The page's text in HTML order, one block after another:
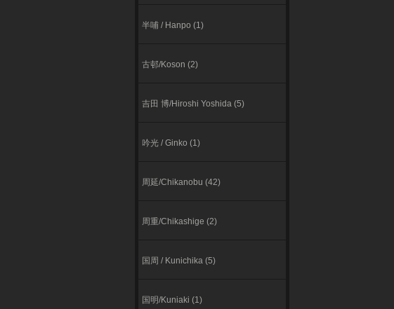
半哺 / Hanpo (1)
古邨/Koson (2)
吉田 博/Hiroshi Yoshida (5)
吟光 / Ginko (1)
周延/Chikanobu (42)
周重/Chikashige (2)
国周 / Kunichika (5)
国明/Kuniaki (1)